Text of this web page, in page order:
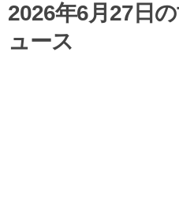
2026年6月27日
ュース